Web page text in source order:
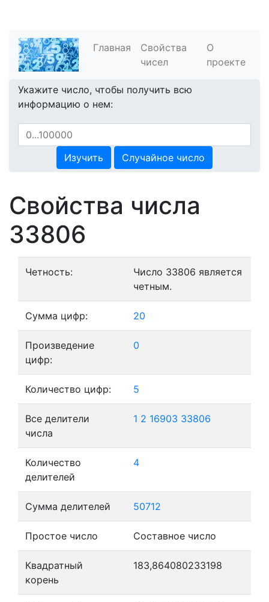
Главная
Свойства
чисел
О
проекте
Укажите число, чтобы получить всю
информацию о нем:
Изучить Случайное число
Свойства числа
33806
Четность:
Число 33806 является
четным.
Сумма цифр: 20
Произведение
цифр:
0
Количество цифр: 5
Все делители
числа
1 2 16903 33806
Количество
делителей
4
Сумма делителей 50712
Простое число Составное число
Квадратный
корень
183,864080233198